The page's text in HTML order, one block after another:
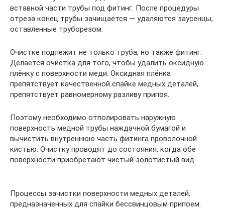
вставной части трубы под фитинг. После процедуры
отреза конец трубы зачищается — удаляются заусенцы,
оставленные труборезом.
Очистке подлежит не только труба, но также фитинг.
Делается очистка для того, чтобы удалить оксидную
плёнку с поверхности меди. Оксидная плёнка
препятствует качественной спайке медных деталей,
препятствует равномерному разливу припоя.
Поэтому необходимо отполировать наружную
поверхность медной трубы наждачной бумагой и
вычистить внутреннюю часть фитинга проволочной
кистью. Очистку проводят до состояния, когда обе
поверхности приобретают чистый золотистый вид.
Процессы зачистки поверхности медных деталей,
предназначенных для спайки бессвинцовым припоем.